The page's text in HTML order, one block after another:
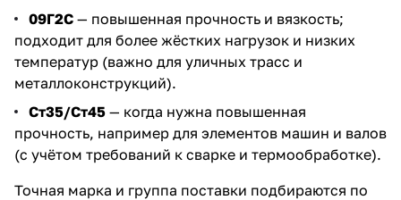
09Г2С — повышенная прочность и вязкость;
подходит для более жёстких нагрузок и низких
температур (важно для уличных трасс и
металлоконструкций).
Ст35/Ст45 — когда нужна повышенная
прочность, например для элементов машин и валов
(с учётом требований к сварке и термообработке).
Точная марка и группа поставки подбираются по